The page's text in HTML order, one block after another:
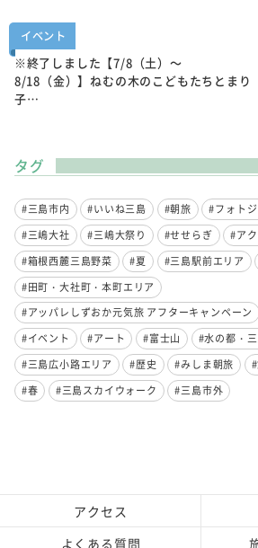
イベント
※終了しました【7/8（土）～
8/18（金）】ねむの木のこどもたちとまり
子…
タグ
#三島市内 #いいね三島 #朝旅 #フォト
#三嶋大社
#三嶋大祭り #せせらぎ
#ア
#箱根西麓三島野菜
#夏 #三島駅前エリア
#田町・大社町・本町エリア
#アッパレしずおか元気旅 アフターキャンペーン
#イベント
#アート #富士山 #水の都・
#三島広小路エリア
#歴史 #みしま朝旅
#春
#三島スカイウォーク #三島市外
アクセス
よくある質問